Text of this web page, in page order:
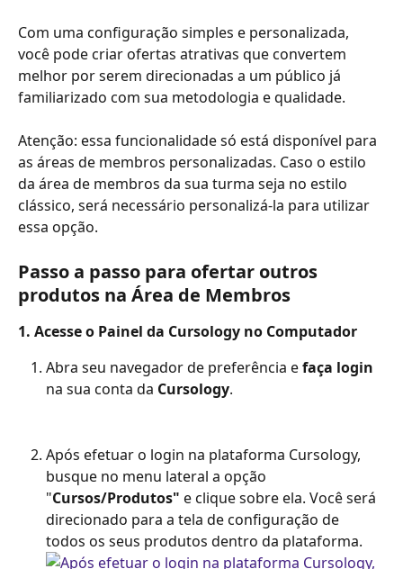
Com uma configuração simples e personalizada,
você pode criar ofertas atrativas que convertem
melhor por serem direcionadas a um público já
familiarizado com sua metodologia e qualidade.
Atenção: essa funcionalidade só está disponível para
as áreas de membros personalizadas. Caso o estilo
da área de membros da sua turma seja no estilo
clássico, será necessário personalizá-la para utilizar
essa opção.
Passo a passo para ofertar outros
produtos na Área de Membros
1. Acesse o Painel da Cursology no Computador
Abra seu navegador de preferência e faça login
na sua conta da Cursology.
Após efetuar o login na plataforma Cursology,
busque no menu lateral a opção
"Cursos/Produtos" e clique sobre ela. Você será
direcionado para a tela de configuração de
todos os seus produtos dentro da plataforma.